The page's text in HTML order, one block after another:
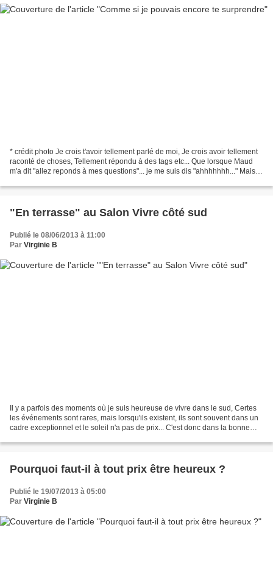
* crédit photo Je crois t'avoir tellement parlé de moi, Je crois avoir tellement
raconté de choses, Tellement répondu à des tags etc... Que lorsque Maud
m'a dit "allez reponds à mes questions"... je me suis dis "ahhhhhhh..." Mais
"En terrasse" au Salon Vivre côté sud
Publié le 08/06/2013 à 11:00
Par Virginie B
Il y a parfois des moments où je suis heureuse de vivre dans le sud, Certes
les événements sont rares, mais lorsqu'ils existent, ils sont souvent dans un
cadre exceptionnel et le soleil n'a pas de prix... C'est donc dans la bonne
Pourquoi faut-il à tout prix être heureux ?
Publié le 19/07/2013 à 05:00
Par Virginie B